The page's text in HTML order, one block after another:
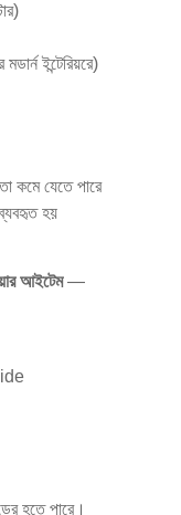
ইন্টেরিয়রে)
কমে যেতে পারে
ব্যবহৃত হয়
আইটেম—
হতে পারে।